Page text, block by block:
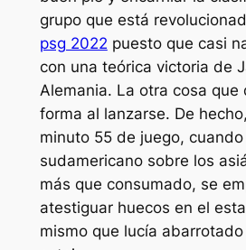
grupo que está
psg 2022 puesto que casi
con una teórica victoria de
Alemania. La otra cosa que
forma al lanzarse. De
minuto 55 de juego,
sudamericano sobre los
más que consumado, se
atestiguar huecos en el
mismo que lucía